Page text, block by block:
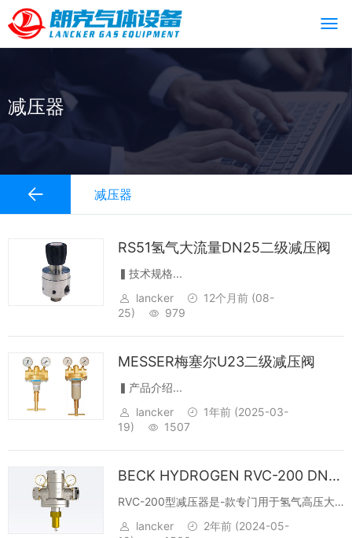
减压器
减压器
RS51氢气大流量DN25二级减压阀
▍技术规格...
lancker
12个月前 (08-
25)
979
MESSER梅塞尔U23二级减压阀
▍产品介绍...
lancker
1年前 (2025-03-
19)
1507
BECK HYDROGEN RVC-200 DN50膜片式中压减压阀
RVC-200型减压器是-款专门用于氢气高压大
流量输出应用场合的产品，创造性的采用了动
lancker 2年前 (2024-05-